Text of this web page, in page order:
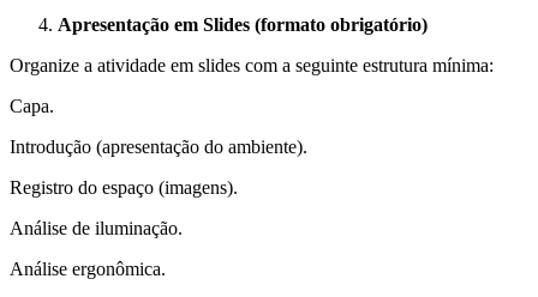
Apresentação em Slides (formato obrigatório)
Organize a atividade em slides com a seguinte estrutura mínima:
Capa.
Introdução (apresentação do ambiente).
Registro do espaço (imagens).
Análise de iluminação.
Análise ergonômica.